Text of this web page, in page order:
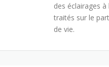
des éclairages
traités sur le
de vie.